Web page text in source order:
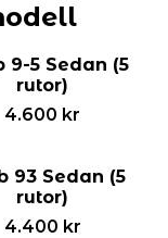
9-5 Sedan (5
rutor)
4.600 kr
93 Sedan (5
rutor)
4.400 kr